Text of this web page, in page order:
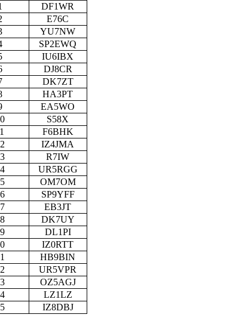
DF1WR
E76C
YU7NW
SP2EWQ
IU6IBX
DJ8CR
DK7ZT
HA3PT
EA5WO
S58X
F6BHK
IZ4JMA
R7IW
UR5RGG
OM7OM
SP9YFF
EB3JT
DK7UY
DL1PI
IZ0RTT
HB9BIN
UR5VPR
OZ5AGJ
LZ1LZ
IZ8DBJ